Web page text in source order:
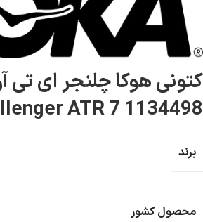
ATR 7 1134498
برند
محصول کشور